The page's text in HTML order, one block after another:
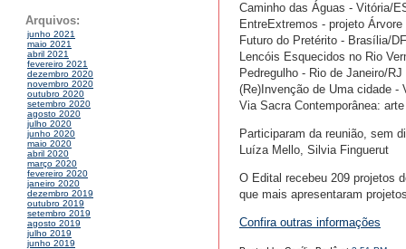
Arquivos:
junho 2021
maio 2021
abril 2021
fevereiro 2021
dezembro 2020
novembro 2020
outubro 2020
setembro 2020
agosto 2020
julho 2020
junho 2020
maio 2020
abril 2020
março 2020
fevereiro 2020
janeiro 2020
dezembro 2019
outubro 2019
setembro 2019
agosto 2019
julho 2019
junho 2019
Caminho das Águas - Vitória/
EntreExtremos - projeto
Futuro do Pretérito - Brasília/DF
Lencóis Esquecidos no Rio
Pedregulho - Rio de Janeiro/RJ
(Re)Invenção de Uma cidade -
Via Sacra Contemporânea:
Participaram da reunião, sem
Luíza Mello, Silvia Finguerut
O Edital recebeu 209 projetos
que mais apresentaram
Confira outras informações